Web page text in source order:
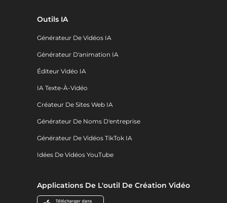
Outils IA
Générateur De Vidéos IA
Générateur D'animation IA
Éditeur Vidéo IA
IA Texte-À-Vidéo
Créateur De Sites Web IA
Générateur De Noms D'entreprise
Générateur De Vidéos TikTok IA
Idées De Vidéos YouTube
Applications De L'outil De Création Vidéo